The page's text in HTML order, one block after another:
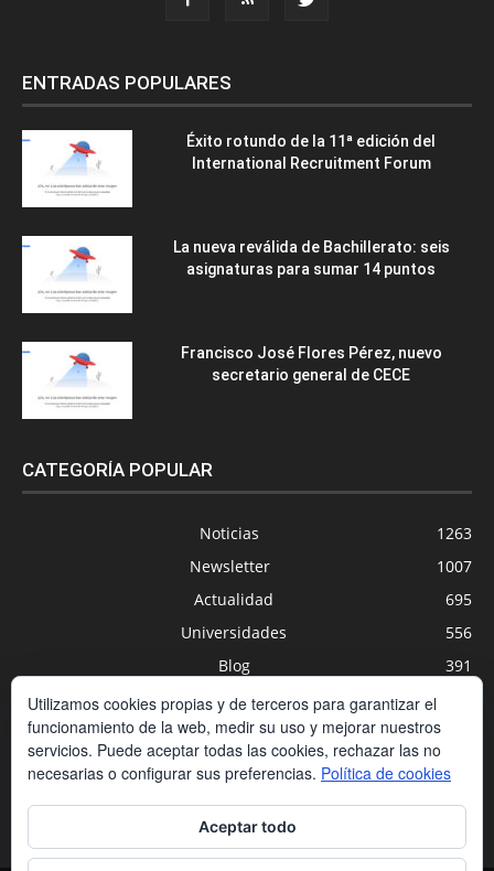
ENTRADAS POPULARES
Éxito rotundo de la 11ª edición del
International Recruitment Forum
La nueva reválida de Bachillerato: seis
asignaturas para sumar 14 puntos
Francisco José Flores Pérez, nuevo
secretario general de CECE
CATEGORÍA POPULAR
Noticias
1263
Newsletter
1007
Actualidad
695
Universidades
556
Blog
391
Agenda
Nuevas Tecnologías
Estudios
Utilizamos cookies propias y de terceros para garantizar el
funcionamiento de la web, medir su uso y mejorar nuestros
servicios. Puede aceptar todas las cookies, rechazar las no
necesarias o configurar sus preferencias. Política de cookies
Aceptar todo